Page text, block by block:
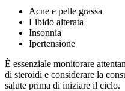
Acne e pelle grassa
Libido alterata
Insonnia
Ipertensione
È essenziale monitorare
di steroidi e considerare la
salute prima di iniziare il ciclo.